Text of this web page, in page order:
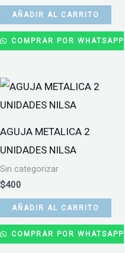
AÑADIR AL CARRITO
COMPRAR POR WHATSAPP
AGUJA METALICA 2
UNIDADES NILSA
Sin categorizar
$400
AÑADIR AL CARRITO
COMPRAR POR WHATSAPP